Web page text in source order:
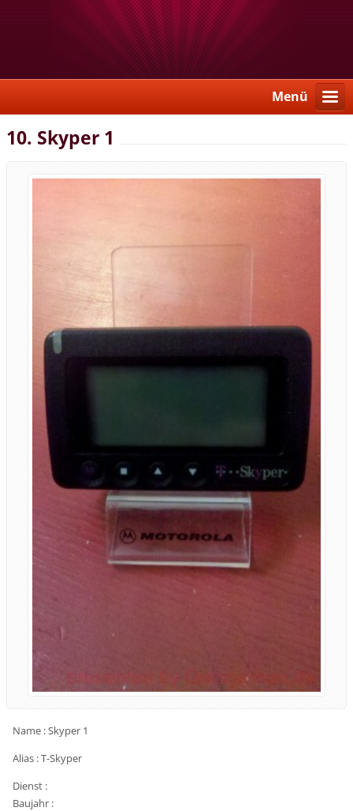
Menü
10. Skyper 1
Name : Skyper 1
Alias : T-Skyper
Dienst :
Baujahr :